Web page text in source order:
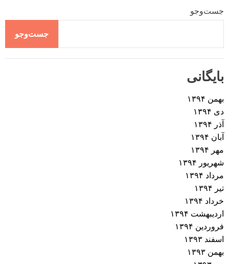
جست‌وجو
جست‌وجو
بایگانی
بهمن ۱۳۹۴
دی ۱۳۹۴
آذر ۱۳۹۴
آبان ۱۳۹۴
مهر ۱۳۹۴
شهریور ۱۳۹۴
مرداد ۱۳۹۴
تیر ۱۳۹۴
خرداد ۱۳۹۴
اردیبهشت ۱۳۹۴
فروردین ۱۳۹۴
اسفند ۱۳۹۳
بهمن ۱۳۹۳